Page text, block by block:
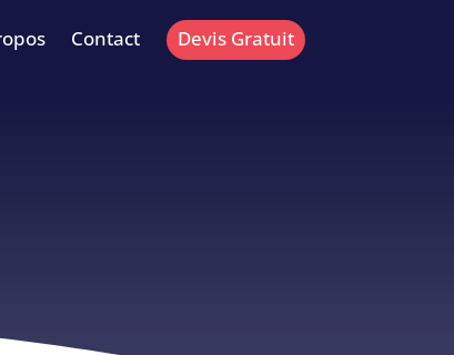
Contact Devis Gratuit